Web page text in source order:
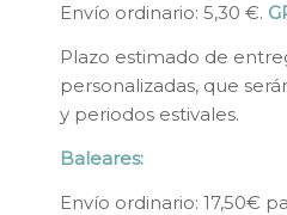
Envío ordinario: 5,30 €.
Plazo estimado de
personalizadas, que
y periodos estivales.
Baleares:
Envío ordinario: 17,50€